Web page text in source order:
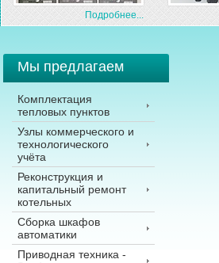
Подробнее...
Мы предлагаем
Комплектация
тепловых пунктов
Узлы коммерческого и
технологического
учёта
Реконструкция и
капитальный ремонт
котельных
Сборка шкафов
автоматики
Приводная техника -